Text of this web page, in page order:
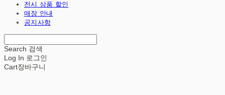
전시 상품 할인
매장 안내
공지사항
Search 검색
Log In 로그인
Cart장바구니